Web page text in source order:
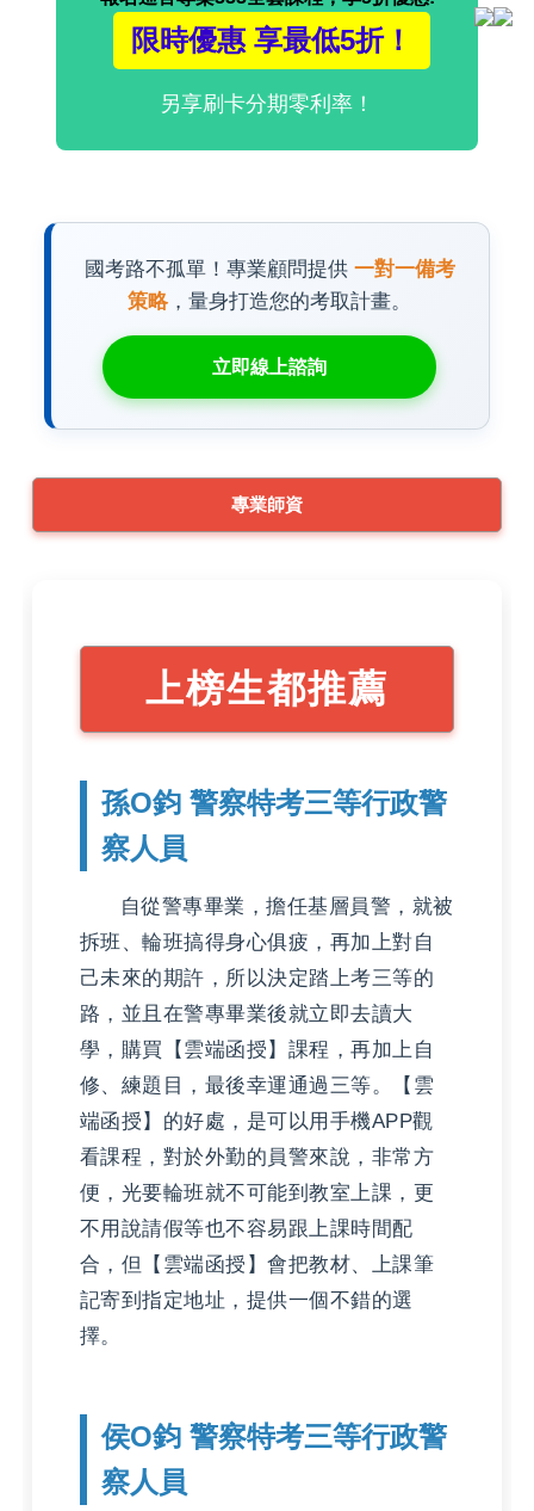
限時優惠 享最低5折！
另享刷卡分期零利率！
國考路不孤單！專業顧問提供 一對一備考
策略，量身打造您的考取計畫。
立即線上諮詢
專業師資
上榜生都推薦
孫O鈞 警察特考三等行政警
察人員
自從警專畢業，擔任基層員警，就被
拆班、輪班搞得身心俱疲，再加上對自
己未來的期許，所以決定踏上考三等的
路，並且在警專畢業後就立即去讀大
學，購買【雲端函授】課程，再加上自
修、練題目，最後幸運通過三等。【雲
端函授】的好處，是可以用手機APP觀
看課程，對於外勤的員警來說，非常方
便，光要輪班就不可能到教室上課，更
不用說請假等也不容易跟上課時間配
合，但【雲端函授】會把教材、上課筆
記寄到指定地址，提供一個不錯的選
擇。
侯O鈞 警察特考三等行政警
察人員